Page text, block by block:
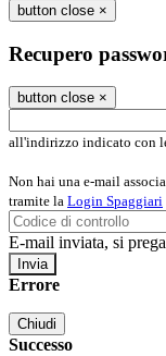
button close ×
Recupero
button close ×
all'indirizzo indicato con
Non hai una e-mail
tramite la Login Spaggiari
E-mail inviata, si
Errore
Chiudi
Successo